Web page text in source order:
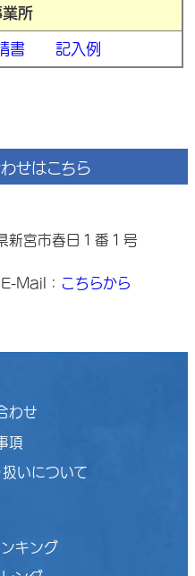
所
書 記入例
せはこちら
宮市春日１番１号
E-Mail： こちらから
わせ
項
いについて
キング